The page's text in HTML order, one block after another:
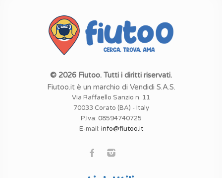
© 2026 Fiutoo. Tutti i diritti riservati.
Fiutoo.it è un marchio di Vendidi S.A.S.
Via Raffaello Sanzio n. 11
70033 Corato (BA) - Italy
P.Iva: 08594740725
E-mail: info@fiutoo.it